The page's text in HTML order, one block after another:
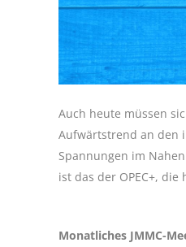
Auch heute müssen
Aufwärtstrend an den
Spannungen im
ist das der OPEC+,
Monatliches JMMC-